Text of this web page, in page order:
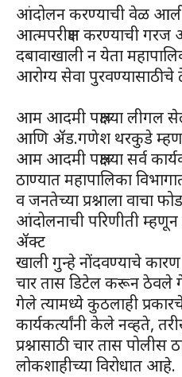
आंदोलन करण्याची वेळ आली.
आत्मपरीक्षण करण्याची गरज
दबावाखाली न येता
आरोग्य सेवा
आम आदमी पक्षाच्या
आणि ॲड.गणेश थरकुडे
आम आदमी पक्षाच्या सर्व
ठाण्यात महापालिका
व जनतेच्या प्रश्नाला वाचा
आंदोलनाची परिणीती म्हणून
ॲक्ट
खाली गुन्हे नोंदवण्याचे
चार तास डिटेल करून
गेले त्यामध्ये कुठलाही
कार्यकर्त्यांनी केले नव्हते,
प्रश्नासाठी चार तास
लोकशाहीच्या विरोधात आहे.